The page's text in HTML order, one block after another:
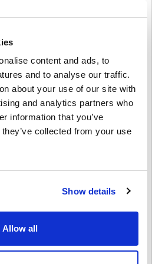
content and ads, to
and to analyse our traffic.
about your use of our site with
and analytics partners who
information that you’ve
collected from your use
Show details
Allow all
o familiar?
personalízalo con un diseño y
Regalo Xbox por correo electrónico o
ocasión.
o usa tu consola Xbox
Regalo Xbox30EUR EU!